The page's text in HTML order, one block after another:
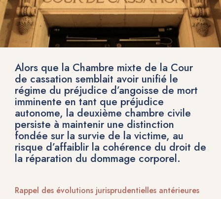
Alors que la Chambre mixte de la Cour
de cassation semblait avoir unifié le
régime du préjudice d’angoisse de mort
imminente en tant que préjudice
autonome, la deuxième chambre civile
persiste à maintenir une distinction
fondée sur la survie de la victime, au
risque d’affaiblir la cohérence du droit de
la réparation du dommage corporel.
Rappel des évolutions jurisprudentielles antérieures